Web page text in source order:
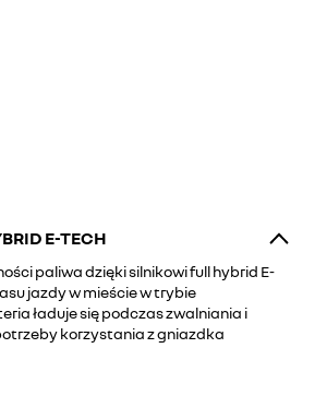
E-TECH
paliwa dzięki silnikowi full hybrid E-
jazdy w mieście w trybie
ładuje się podczas zwalniania i
korzystania z gniazdka